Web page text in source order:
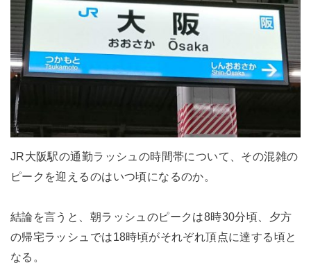
JR大阪駅の通勤ラッシュの時間帯について、その混雑の
ピークを迎えるのはいつ頃になるのか。
結論を言うと、朝ラッシュのピークは8時30分頃、夕方
の帰宅ラッシュでは18時頃がそれぞれ頂点に達する頃と
なる。